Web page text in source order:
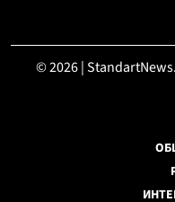
© 2026 |